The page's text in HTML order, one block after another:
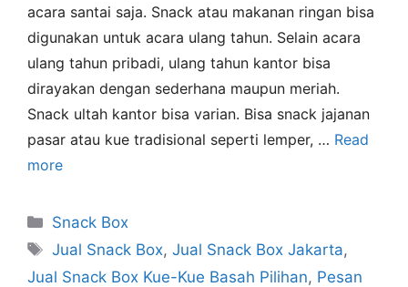
acara santai saja. Snack atau makanan ringan bisa
digunakan untuk acara ulang tahun. Selain acara
ulang tahun pribadi, ulang tahun kantor bisa
dirayakan dengan sederhana maupun meriah.
Snack ultah kantor bisa varian. Bisa snack jajanan
pasar atau kue tradisional seperti lemper, … Read
more
Snack Box
Jual Snack Box,Jual Snack Box Jakarta,
Jual Snack Box Kue-Kue Basah Pilihan, Pesan